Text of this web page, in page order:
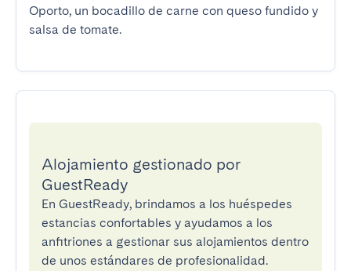
Oporto, un bocadillo de carne con queso fundido y
salsa de tomate.
Alojamiento gestionado por
GuestReady
En GuestReady, brindamos a los huéspedes
estancias confortables y ayudamos a los
anfitriones a gestionar sus alojamientos dentro
de unos estándares de profesionalidad.